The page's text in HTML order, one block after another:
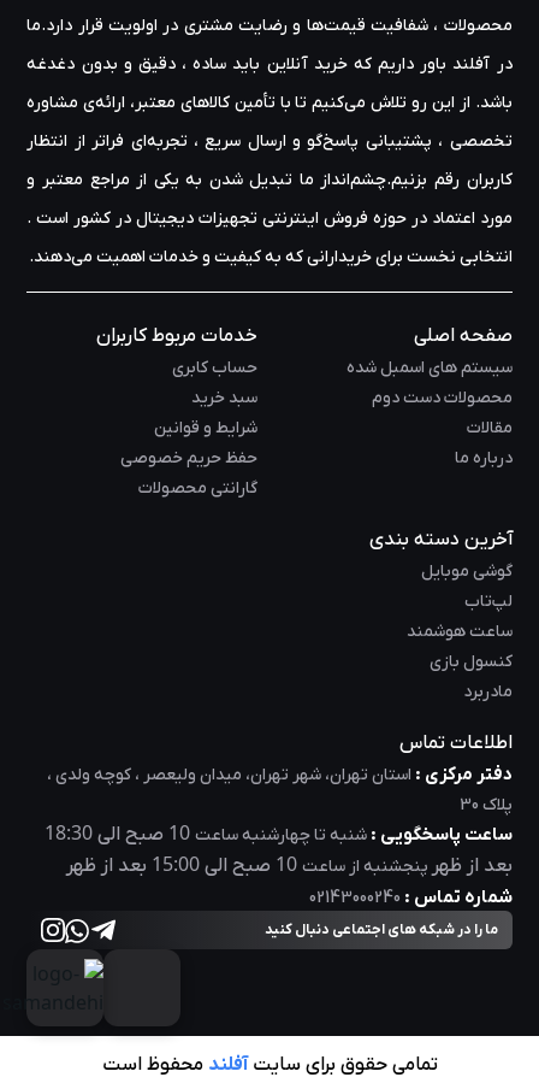
محصولات ، شفافیت قیمت‌ها و رضایت مشتری در اولویت قرار دارد.ما
در آفلند باور داریم که خرید آنلاین باید ساده ، دقیق و بدون دغدغه
باشد. از این رو تلاش می‌کنیم تا با تأمین کالاهای معتبر، ارائه‌ی مشاوره‌
تخصصی ، پشتیبانی پاسخ‌گو و ارسال سریع ، تجربه‌ای فراتر از انتظار
کاربران رقم بزنیم.چشم‌انداز ما تبدیل شدن به یکی از مراجع معتبر و
مورد اعتماد در حوزه‌ فروش اینترنتی تجهیزات دیجیتال در کشور است .
انتخابی نخست برای خریدارانی که به کیفیت و خدمات اهمیت می‌دهند.
صفحه اصلی
سیستم های اسمبل شده
محصولات دست دوم
مقالات
درباره ما
خدمات مربوط کاربران
حساب کابری
سبد خرید
شرایط و قوانین
حفظ حریم خصوصی
گارانتی محصولات
آخرین دسته بندی
گوشی موبایل
لپ‌تاب
ساعت هوشمند
کنسول بازی
مادربرد
اطلاعات تماس
دفتر مرکزی : استان تهران، شهر تهران، میدان ولیعصر ، کوچه ولدی ،
پلاک 30
ساعت پاسخگویی : شنبه تا چهارشنبه ساعت 10 صبح الی18:30
بعد از ظهر پنجشنبه از ساعت 10 صبح الی15:00 بعد از ظهر
شماره تماس : 02143000240
ما را در شبکه های اجتماعی دنبال کنید
تمامی حقوق برای سایتآفلند محفوظ است